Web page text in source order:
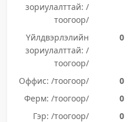
зориулалттай: /
тоогоор/
Үйлдвэрлэлийн
зориулалттай: /
тоогоор/
0
Оффис: /тоогоор/
0
Ферм: /тоогоор/
0
Гэр: /тоогоор/
0